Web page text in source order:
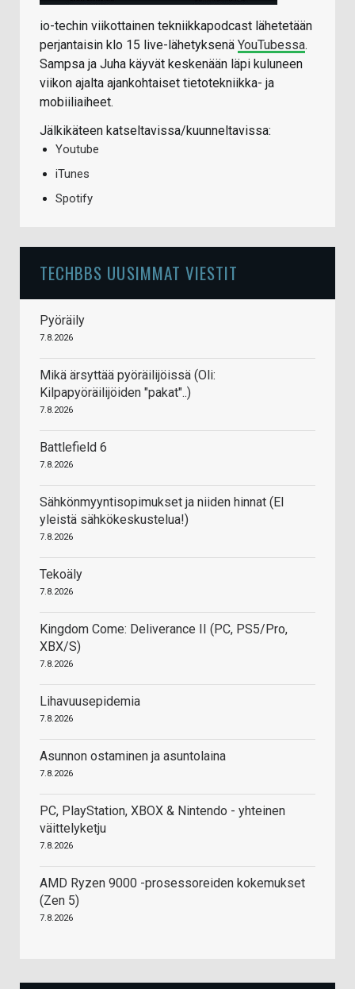
io-techin viikottainen tekniikkapodcast lähetetään
perjantaisin klo 15 live-lähetyksenä YouTubessa.
Sampsa ja Juha käyvät keskenään läpi kuluneen
viikon ajalta ajankohtaiset tietotekniikka- ja
mobiiliaiheet.
Jälkikäteen katseltavissa/kuunneltavissa:
Youtube
iTunes
Spotify
TECHBBS UUSIMMAT VIESTIT
Pyöräily
7.8.2026
Mikä ärsyttää pyöräilijöissä (Oli:
Kilpapyöräilijöiden "pakat"..)
7.8.2026
Battlefield 6
7.8.2026
Sähkönmyyntisopimukset ja niiden hinnat (EI
yleistä sähkökeskustelua!)
7.8.2026
Tekoäly
7.8.2026
Kingdom Come: Deliverance II (PC, PS5/Pro,
XBX/S)
7.8.2026
Lihavuusepidemia
7.8.2026
Asunnon ostaminen ja asuntolaina
7.8.2026
PC, PlayStation, XBOX & Nintendo - yhteinen
väittelyketju
7.8.2026
AMD Ryzen 9000 -prosessoreiden kokemukset
(Zen 5)
7.8.2026